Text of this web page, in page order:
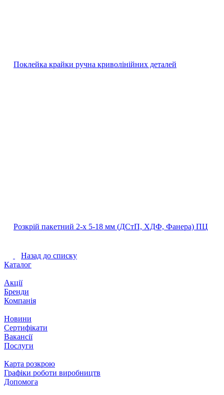
Поклейка крайки ручна криволінійних деталей
Розкрій пакетний 2‐х 5‐18 мм (ДСтП, ХДФ, Фанера) ПЦ
Назад до списку
Каталог
Акції
Бренди
Компанія
Новини
Сертифікати
Вакансії
Послуги
Карта розкрою
Графіки роботи виробництв
Допомога